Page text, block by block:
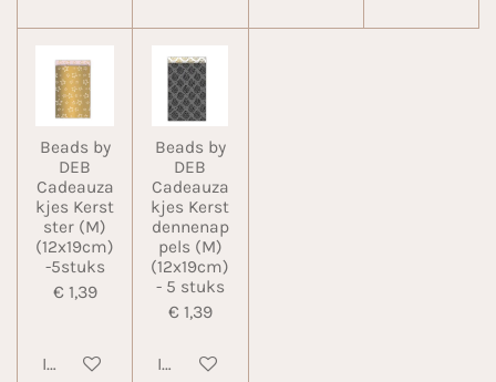
Beads by
DEB
Cadeauza
kjes Kerst
ster (M)
(12x19cm)
-5stuks
€ 1,39
In winkelwagen
Beads by
DEB
Cadeauza
kjes Kerst
dennenap
pels (M)
(12x19cm)
- 5 stuks
€ 1,39
In winkelwagen